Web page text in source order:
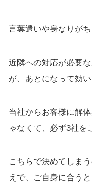
言葉遣いや身なりがち
近隣への対応が必要
が、あとになって効い
当社からお客様に解
ゃなくて、必ず3社を
こちらで決めてしま
えで、ご自身に合う